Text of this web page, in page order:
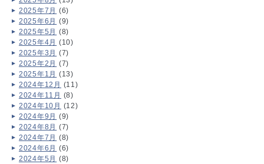
2025年7月 (6)
2025年6月 (9)
2025年5月 (8)
2025年4月 (10)
2025年3月 (7)
2025年2月 (7)
2025年1月 (13)
2024年12月 (11)
2024年11月 (8)
2024年10月 (12)
2024年9月 (9)
2024年8月 (7)
2024年7月 (8)
2024年6月 (6)
2024年5月 (8)